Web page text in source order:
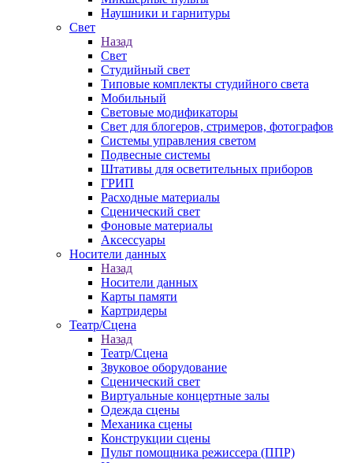
Наушники и гарнитуры
Свет
Назад
Свет
Студийный свет
Типовые комплекты студийного света
Мобильный
Световые модификаторы
Свет для блогеров, стримеров, фотографов
Системы управления светом
Подвесные системы
Штативы для осветительных приборов
ГРИП
Расходные материалы
Сценический свет
Фоновые материалы
Аксессуары
Носители данных
Назад
Носители данных
Карты памяти
Картридеры
Театр/Сцена
Назад
Театр/Сцена
Звуковое оборудование
Сценический свет
Виртуальные концертные залы
Одежда сцены
Механика сцены
Конструкции сцены
Пульт помощника режиссера (ППР)